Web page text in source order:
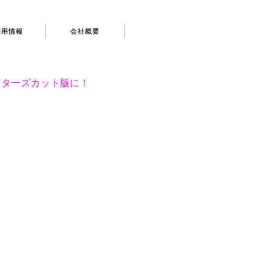
用情報 会社概要
ーズカット版に！